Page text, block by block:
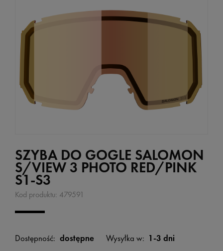
SZYBA DO GOGLE SALOMON
S/VIEW 3 PHOTO RED/PINK
S1-S3
Kod produktu: 479591
Dostępność: dostępne Wysyłka w: 1-3 dni